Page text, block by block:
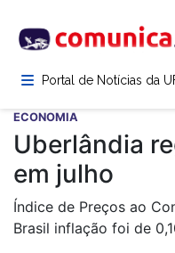
para
conteúdoPortal de Notícias da
ECONOMIA
Uberlândia
em julho
Índice de Preços ao
Brasil inflação foi de